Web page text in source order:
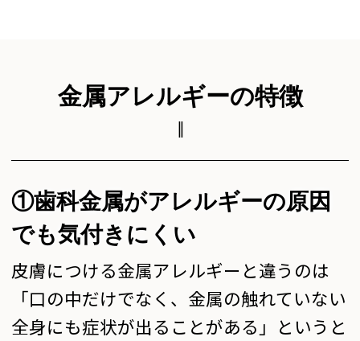
金属アレルギーの特徴
①歯科金属がアレルギーの原因
でも気付きにくい
皮膚につける金属アレルギーと違うのは
「口の中だけでなく、金属の触れていない
全身にも症状が出ることがある」というと